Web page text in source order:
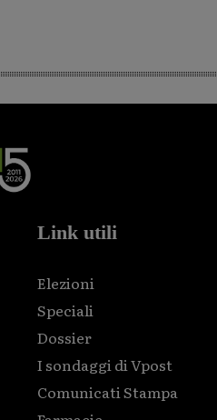
Link utili
Elezioni
Speciali
Dossier
I sondaggi di Vpost
Comunicati Stampa